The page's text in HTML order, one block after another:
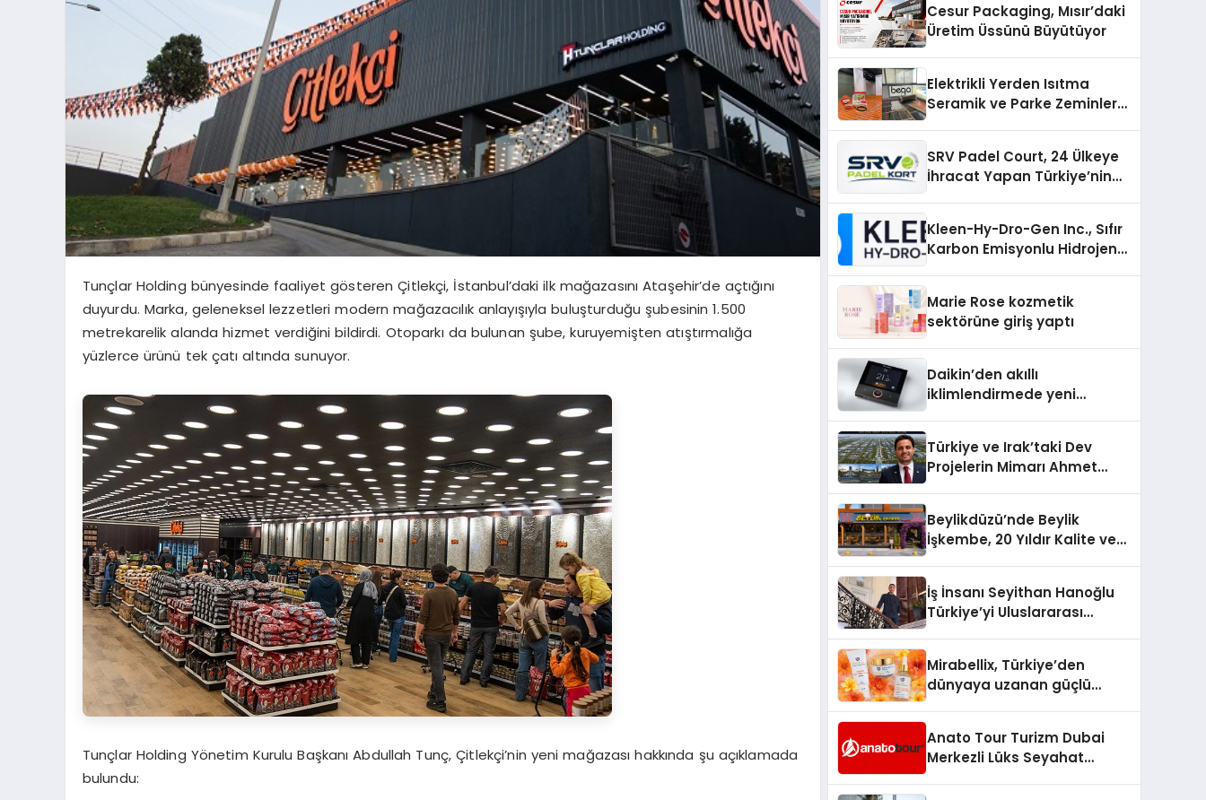
Tunçlar Holding bünyesinde faaliyet gösteren Çitlekçi, İstanbul’daki ilk mağazasını Ataşehir’de açtığını
duyurdu. Marka, geleneksel lezzetleri modern mağazacılık anlayışıyla buluşturduğu şubesinin 1.500
metrekarelik alanda hizmet verdiğini bildirdi. Otoparkı da bulunan şube, kuruyemişten atıştırmalığa
yüzlerce ürünü tek çatı altında sunuyor.
Tunçlar Holding Yönetim Kurulu Başkanı Abdullah Tunç, Çitlekçi’nin yeni mağazası hakkında şu açıklamada
bulundu:
Cesur Packaging, Mısır’daki
Üretim Üssünü Büyütüyor
Elektrikli Yerden Isıtma
Seramik ve Parke Zeminler
SRV Padel Court, 24 Ülkeye
İhracat Yapan Türkiye’nin
Kleen-Hy-Dro-Gen Inc., Sıfır
Karbon Emisyonlu Hidrojen
Aldı
Marie Rose kozmetik
sektörüne giriş yaptı
Daikin’den akıllı
iklimlendirmede yeni
Türkiye ve Irak’taki Dev
Projelerin Mimarı Ahmet
Holding Industrial City”
Projesini Hayata Geçirecek
Beylikdüzü’nde Beylik
İşkembe, 20 Yıldır Kalite ve
İş İnsanı Seyithan Hanoğlu
Türkiye’yi Uluslararası
Mirabellix, Türkiye’den
dünyaya uzanan güçlü
Anato Tour Turizm Dubai
Merkezli Lüks Seyahat